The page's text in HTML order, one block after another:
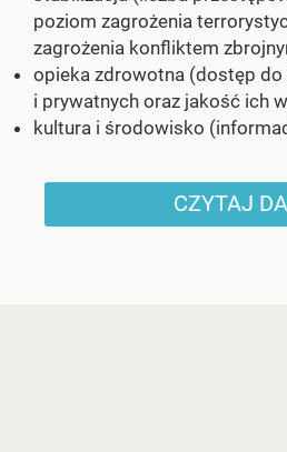
poziom zagrożenia
zagrożenia konfliktem
opieka zdrowotna (dostęp
i prywatnych oraz jakość ich
kultura i środowisko
CZYTAJ